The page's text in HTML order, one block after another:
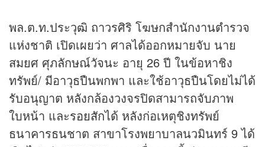
พล.ต.ท.ประวุฒิ ถาวรศิริ โฆษกสำนักงานตำรวจ
แห่งชาติ เปิดเผยว่า ศาลได้ออกหมายจับ นาย
สมยศ ศุภลักษณ์วัจนะ อายุ 26 ปี ในข้อหาชิง
ทรัพย์/ มีอาวุธปืนพกพา และใช้อาวุธปืนโดยไม่ได้
รับอนุญาต หลังกล้องวงจรปิดสามารถจับภาพ
ใบหน้า และรอยสักได้ หลังก่อเหตุชิงทรัพย์
ธนาคารธนชาต สาขาโรงพยาบาลนวมินทร์ 9 ได้